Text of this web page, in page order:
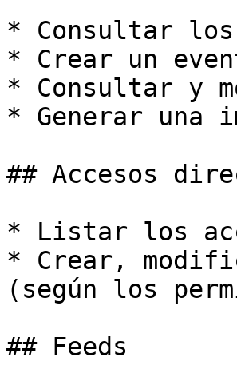
* Consultar los
* Crear un
* Consultar y
* Generar una
## Accesos
* Listar los
* Crear,
(según los
## Feeds